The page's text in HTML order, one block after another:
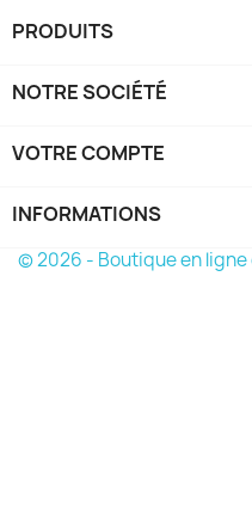
PRODUITS
NOTRE SOCIÉTÉ
VOTRE COMPTE
INFORMATIONS
© 2026 - Boutique en ligne